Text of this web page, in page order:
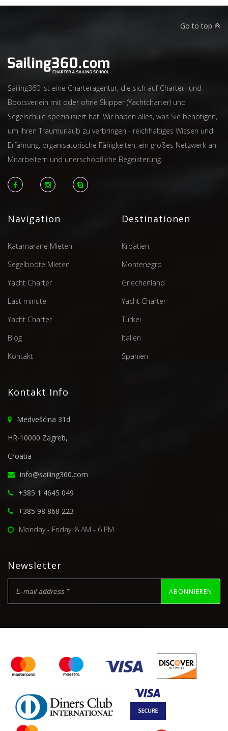
Go to top
Sailing360 ist eine Charteragentur, die sich auf Charter- und
Bootsverleih mit oder ohne Skipper (Yachtcharter) und
Segelschule spezialisiert hat. Wir haben alles, was Sie benötigen,
um Ihren Traumurlaub zu verbringen - reichhaltiges Wissen und
Erfahrung, organisatorische Fähigkeiten, ein großes Netzwerk an
Mitarbeitern und unerschöpfliche Begeisterung.
Navigation
Katamarane Mieten
Segelboote Mieten
Yacht Charter
Last minute
Yacht Charter
Blog
Kontakt
Destinationen
Kroatien
Montenegro
Griechenland
Yacht Charter
Türkei
Italien
Spanien
Kontakt Info
Medvešćina 31d
HR-10000 Zagreb,
Croatia
info@sailing360.com
+385 1 4645 049
+385 98 868 223
Monday - Friday: 8 AM - 6 PM
Newsletter
ABONNIEREN